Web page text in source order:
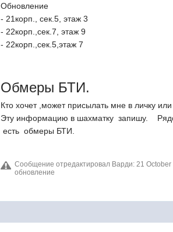
Обновление
- 21корп., сек.5, этаж 3
- 22корп.,сек.7, этаж 9
- 22корп.,сек.5,этаж 7
Обмеры БТИ.
Кто хочет ,может присылать мне в личку
Эту информацию в шахматку запишу.
есть обмеры БТИ.
Сообщение отредактировал Варди: 21 October
обновление